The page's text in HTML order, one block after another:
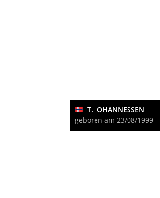
T. JOHANNESSEN
geboren am 23/08/1999